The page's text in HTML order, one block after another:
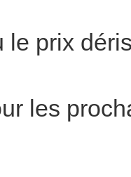
le prix
les